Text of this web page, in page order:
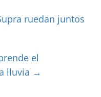
ruedan juntos
el
lluvia →